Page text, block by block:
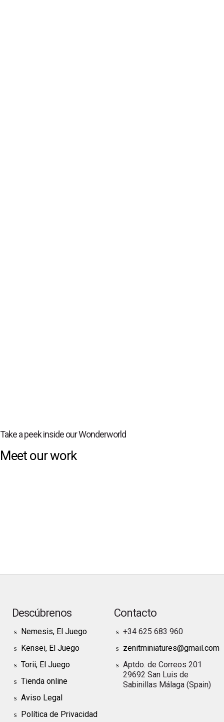
Take a peek inside our Wonderworld
Meet our work
Descúbrenos
Nemesis, El Juego
Kensei, El Juego
Torii, El Juego
Tienda online
Aviso Legal
Política de Privacidad
Contacto
+34 625 683 960
zenitminiatures@gmail.com
Aptdo. de Correos 201
29692 San Luis de
Sabinillas Málaga (Spain)